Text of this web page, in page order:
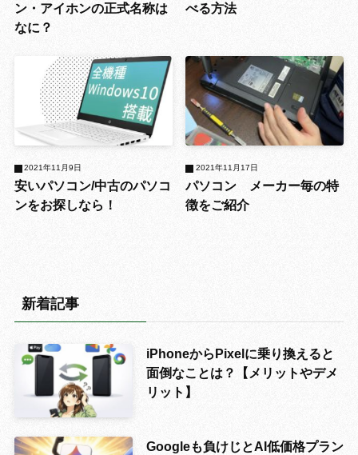
ン・アイホンの正式名称は
なに？
べる方法
安いパソコン/中古のパソコ
ンをお探しなら！
2021年11月9日
パソコン メーカー毎の特
徴をご紹介
2021年11月17日
新着記事
iPhoneからPixelに乗り換えると
面倒なことは？【メリットやデメ
リット】
Googleも負けじとAI低価格プラン